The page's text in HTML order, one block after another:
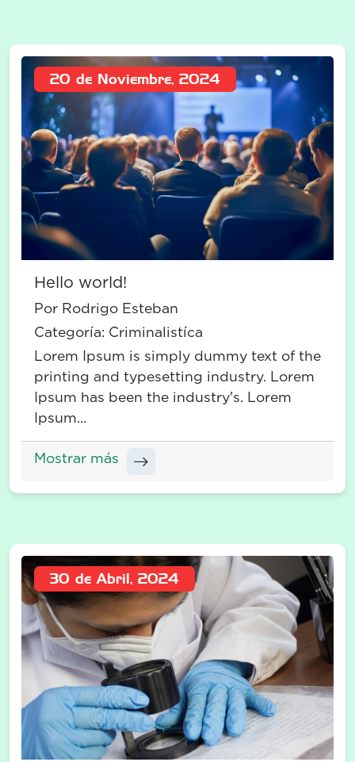
20 de Noviembre, 2024
Hello world!
Por Rodrigo Esteban
Categoría: Criminalistíca
Lorem Ipsum is simply dummy text of the
printing and typesetting industry. Lorem
Ipsum has been the industry's. Lorem
Ipsum...
Mostrar más
30 de Abril, 2024